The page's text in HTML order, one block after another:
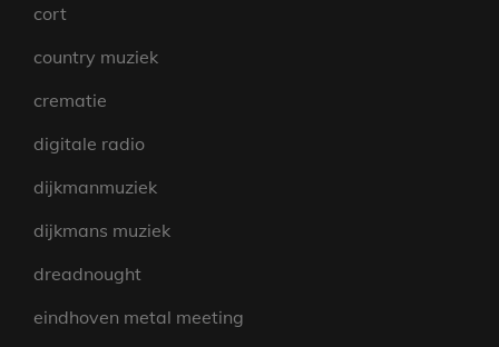
cort
country muziek
crematie
digitale radio
dijkmanmuziek
dijkmans muziek
dreadnought
eindhoven metal meeting